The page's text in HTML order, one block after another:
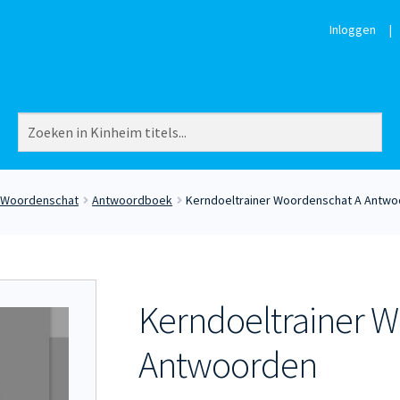
Inloggen |
Antwoordboek Kerndoeltrainer Woordenschat A
Kerndoeltrainer
Antwoorden